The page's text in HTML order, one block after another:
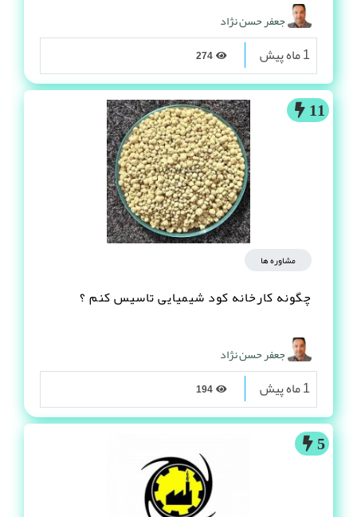
جعفر حسن نژاد
1 ماه پیش
11
مشاوره ها
چگونه کارخانه کود شیمیایی تاسیس کنم ؟
جعفر حسن نژاد
1 ماه پیش
5